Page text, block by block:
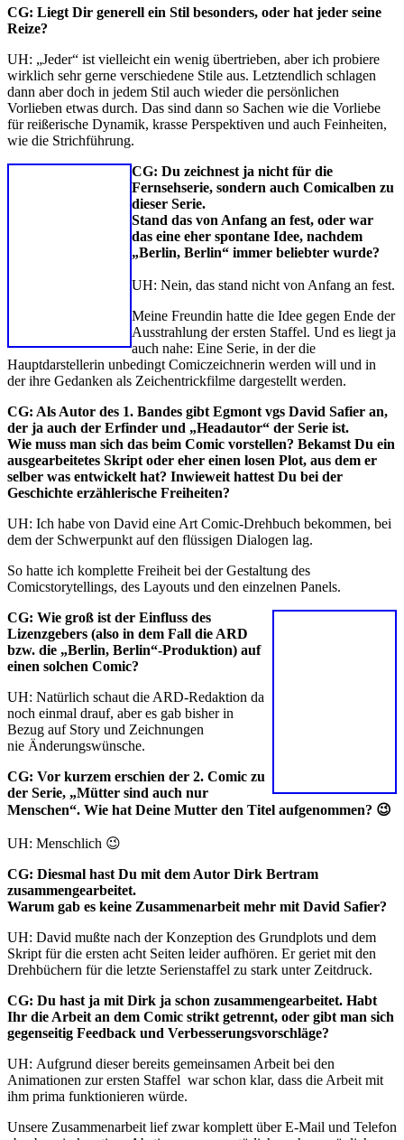
CG: Liegt Dir generell ein Stil besonders, oder hat jeder seine
Reize?
UH: „Jeder“ ist vielleicht ein wenig übertrieben, aber ich probiere
wirklich sehr gerne verschiedene Stile aus. Letztendlich schlagen
dann aber doch in jedem Stil auch wieder die persönlichen
Vorlieben etwas durch. Das sind dann so Sachen wie die Vorliebe
für reißerische Dynamik, krasse Perspektiven und auch Feinheiten,
wie die Strichführung.
CG: Du zeichnest ja nicht für die
Fernsehserie, sondern auch Comicalben zu
dieser Serie.
Stand das von Anfang an fest, oder war
das eine eher spontane Idee, nachdem
„Berlin, Berlin“ immer beliebter wurde?
UH: Nein, das stand nicht von Anfang an fest.
Meine Freundin hatte die Idee gegen Ende der
Ausstrahlung der ersten Staffel. Und es liegt ja
auch nahe: Eine Serie, in der die
Hauptdarstellerin unbedingt Comiczeichnerin werden will und in
der ihre Gedanken als Zeichentrickfilme dargestellt werden.
CG: Als Autor des 1. Bandes gibt Egmont vgs David Safier an,
der ja auch der Erfinder und „Headautor“ der Serie ist.
Wie muss man sich das beim Comic vorstellen? Bekamst Du ein
ausgearbeitetes Skript oder eher einen losen Plot, aus dem er
selber was entwickelt hat? Inwieweit hattest Du bei der
Geschichte erzählerische Freiheiten?
UH: Ich habe von David eine Art Comic-Drehbuch bekommen, bei
dem der Schwerpunkt auf den flüssigen Dialogen lag.
So hatte ich komplette Freiheit bei der Gestaltung des
Comicstorytellings, des Layouts und den einzelnen Panels.
CG: Wie groß ist der Einfluss des
Lizenzgebers (also in dem Fall die ARD
bzw. die „Berlin, Berlin“-Produktion) auf
einen solchen Comic?
UH: Natürlich schaut die ARD-Redaktion da
noch einmal drauf, aber es gab bisher in
Bezug auf Story und Zeichnungen
nie Änderungswünsche.
CG: Vor kurzem erschien der 2. Comic zu
der Serie, „Mütter sind auch nur
Menschen“. Wie hat Deine Mutter den Titel aufgenommen? 😉
UH: Menschlich 😉
CG: Diesmal hast Du mit dem Autor Dirk Bertram
zusammengearbeitet.
Warum gab es keine Zusammenarbeit mehr mit David Safier?
UH: David mußte nach der Konzeption des Grundplots und dem
Skript für die ersten acht Seiten leider aufhören. Er geriet mit den
Drehbüchern für die letzte Serienstaffel zu stark unter Zeitdruck.
CG: Du hast ja mit Dirk ja schon zusammengearbeitet. Habt
Ihr die Arbeit an dem Comic strikt getrennt, oder gibt man sich
gegenseitig Feedback und Verbesserungsvorschläge?
UH: Aufgrund dieser bereits gemeinsamen Arbeit bei den
Animationen zur ersten Staffel war schon klar, dass die Arbeit mit
ihm prima funktionieren würde.
Unsere Zusammenarbeit lief zwar komplett über E-Mail und Telefon